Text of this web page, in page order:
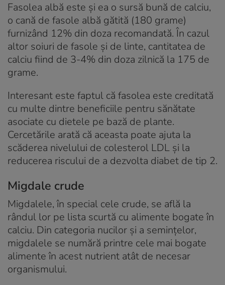
Fasolea albă este și ea o sursă bună de calciu,
o cană de fasole albă gătită (180 grame)
furnizând 12% din doza recomandată. În cazul
altor soiuri de fasole și de linte, cantitatea de
calciu fiind de 3-4% din doza zilnică la 175 de
grame.
Interesant este faptul că fasolea este creditată
cu multe dintre beneficiile pentru sănătate
asociate cu dietele pe bază de plante.
Cercetările arată că aceasta poate ajuta la
scăderea nivelului de colesterol LDL și la
reducerea riscului de a dezvolta diabet de tip 2.
Migdale crude
Migdalele, în special cele crude, se află la
rândul lor pe lista scurtă cu alimente bogate în
calciu. Din categoria nucilor și a semințelor,
migdalele se numără printre cele mai bogate
alimente în acest nutrient atât de necesar
organismului.